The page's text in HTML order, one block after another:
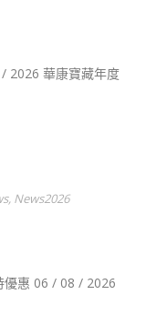
2026 華康寶藏年度
, News2026
優惠 06 / 08 / 2026